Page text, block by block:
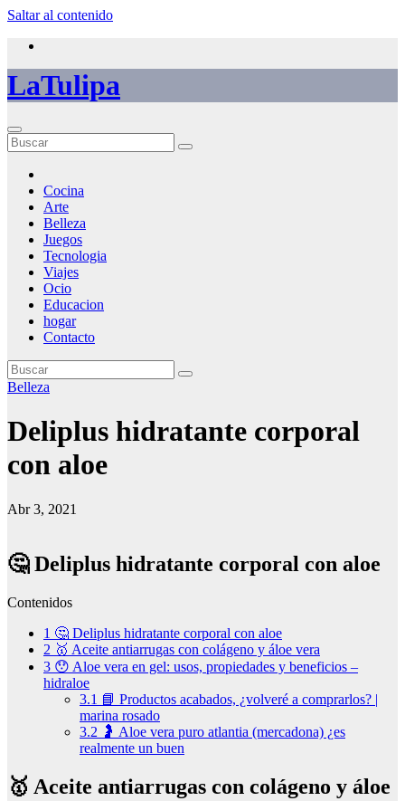
Saltar al contenido
LaTulipa
Cocina
Arte
Belleza
Juegos
Tecnologia
Viajes
Ocio
Educacion
hogar
Contacto
Belleza
Deliplus hidratante corporal
con aloe
Abr 3, 2021
🤔 Deliplus hidratante corporal con aloe
Contenidos
1 🤔 Deliplus hidratante corporal con aloe
2 🥇 Aceite antiarrugas con colágeno y áloe vera
3 😯 Aloe vera en gel: usos, propiedades y beneficios –
hidraloe
3.1 📘 Productos acabados, ¿volveré a comprarlos? |
marina rosado
3.2 🤰 Aloe vera puro atlantia (mercadona) ¿es
realmente un buen
🥇 Aceite antiarrugas con colágeno y áloe